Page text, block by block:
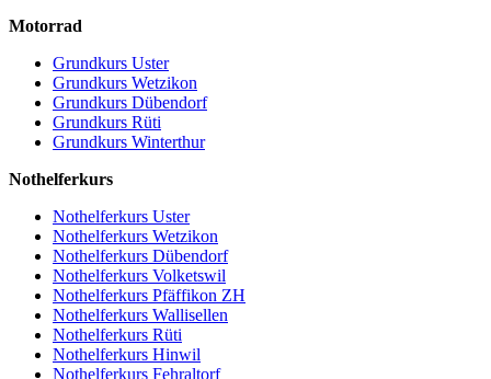
Motorrad
Grundkurs Uster
Grundkurs Wetzikon
Grundkurs Dübendorf
Grundkurs Rüti
Grundkurs Winterthur
Nothelferkurs
Nothelferkurs Uster
Nothelferkurs Wetzikon
Nothelferkurs Dübendorf
Nothelferkurs Volketswil
Nothelferkurs Pfäffikon ZH
Nothelferkurs Wallisellen
Nothelferkurs Rüti
Nothelferkurs Hinwil
Nothelferkurs Fehraltorf